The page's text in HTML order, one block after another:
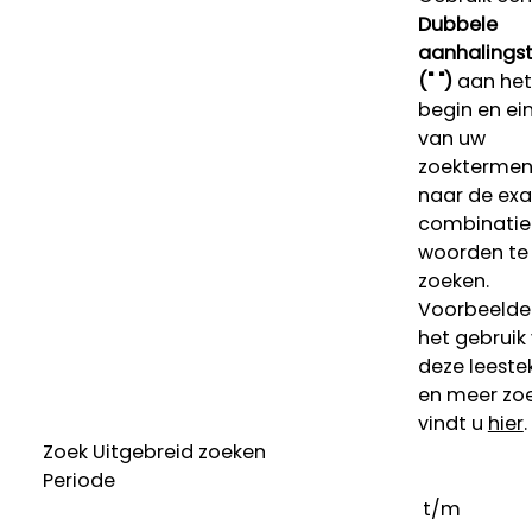
Dubbele
(" ")aan het
begin en
van uw
naar de
woorden te
zoeken.
het gebruik
deze
en meer
vindt u hier.
Zoek Uitgebreid zoeken
Periode
t/m